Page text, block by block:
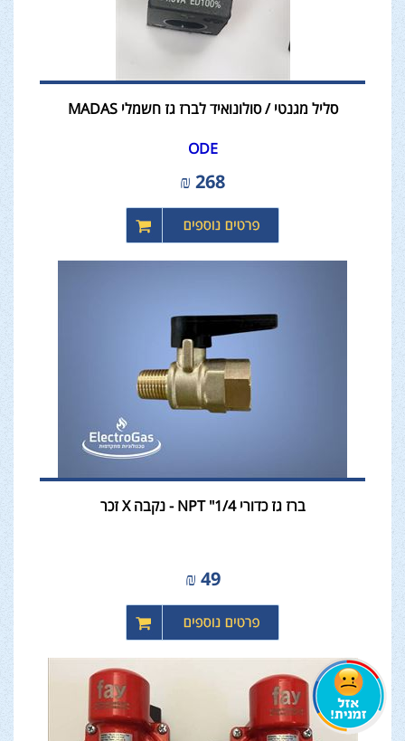
סליל מגנטי / סולונואיד לברז גז חשמלי MADAS
ODE
268
₪
ברז גז כדורי 1/4" NPT - נקבה X זכר
49
₪